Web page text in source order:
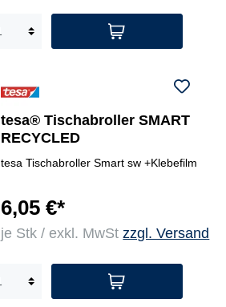
tesa® Tischabroller SMART
RECYCLED
tesa Tischabroller Smart sw +Klebefilm
6,05 €*
je Stk / exkl. MwStzzgl. Versand